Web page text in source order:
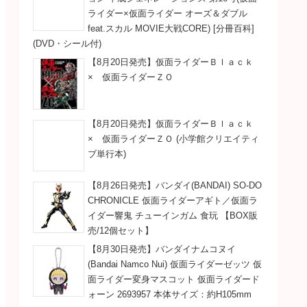
ライダー×仮面ライダー オーズ＆ダブル
feat.スカル MOVIE大戦CORE) [分冊百科]
(DVD・シール付)
【8月20日発売】仮面ライダーＢｌａｃｋ
× 仮面ライダーＺＯ
【8月20日発売】仮面ライダーＢｌａｃｋ
× 仮面ライダーＺＯ (小学館クリエイティ
ブ単行本)
【8月26日発売】バンダイ(BANDAI) SO-DO
CHRONICLE 仮面ライダーアギト／仮面ラ
イダー響鬼 チューインガム 食玩 【BOX販
売/12個セット】
【8月30日発売】バンダイナムコヌイ
(Bandai Namco Nui) 仮面ライダーゼッツ 仮
面ライダー変身マスコット 仮面ライダード
ォーン 2693957 本体サイズ：約H105mm